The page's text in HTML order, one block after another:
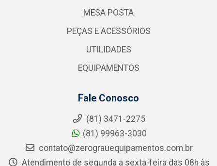
MESA POSTA
PEÇAS E ACESSÓRIOS
UTILIDADES
EQUIPAMENTOS
Fale Conosco
(81) 3471-2275
(81) 99963-3030
contato@zerograuequipamentos.com.br
Atendimento de segunda a sexta-feira das 08h às